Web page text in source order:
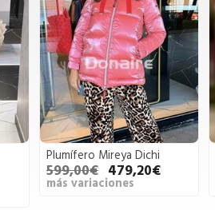
Plumífero Mireya Dichi
599,00€ 479,20€
más variaciones